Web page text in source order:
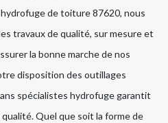
de toiture 87620, nous
travaux de qualité, sur mesure et
la bonne marche de nos
disposition des outillages
spécialistes hydrofuge garantit
Quel que soit la forme de